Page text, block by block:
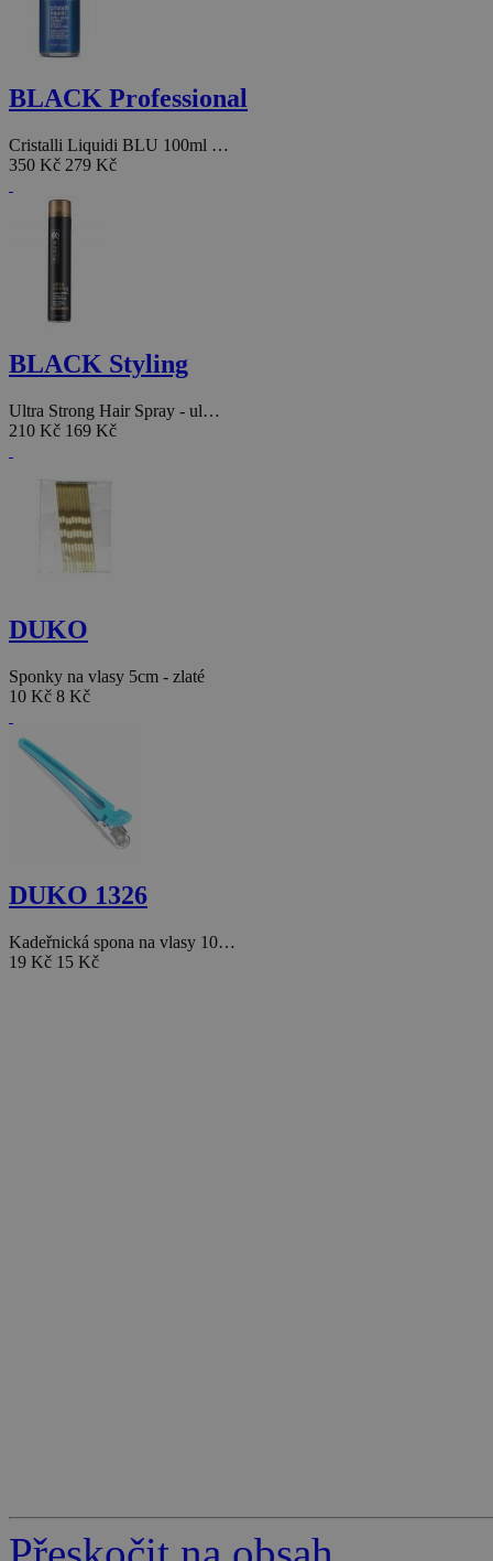
BLACK Professional
Cristalli Liquidi BLU 100ml …
350 Kč 279 Kč
BLACK Styling
Ultra Strong Hair Spray - ul…
210 Kč 169 Kč
DUKO
Sponky na vlasy 5cm - zlaté
10 Kč 8 Kč
DUKO 1326
Kadeřnická spona na vlasy 10…
19 Kč 15 Kč